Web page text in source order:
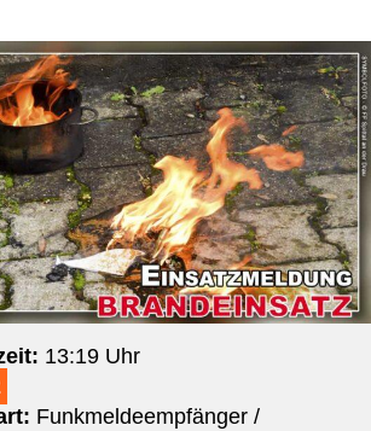
13:19 Uhr
Funkmeldeempfänger /